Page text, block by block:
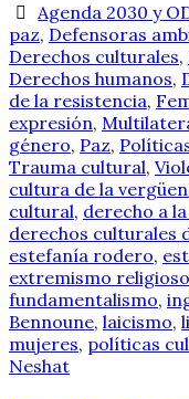
Agenda 2030 y
paz, Defensoras
Derechos culturales,
Derechos humanos,
de la resistencia,
expresión,
género, Paz,
Trauma cultural,
cultura de la
cultural, derecho a
derechos culturales
estefanía rodero,
extremismo religioso
fundamentalismo,
Bennoune, laicismo,
mujeres, políticas
Neshat